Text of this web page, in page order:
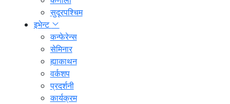
सुदूरपश्चिम
इभेन्ट
कन्फेरेन्स
सेमिनार
ह्याकाथन
वर्कशप
प्रदर्शनी
कार्यक्रम